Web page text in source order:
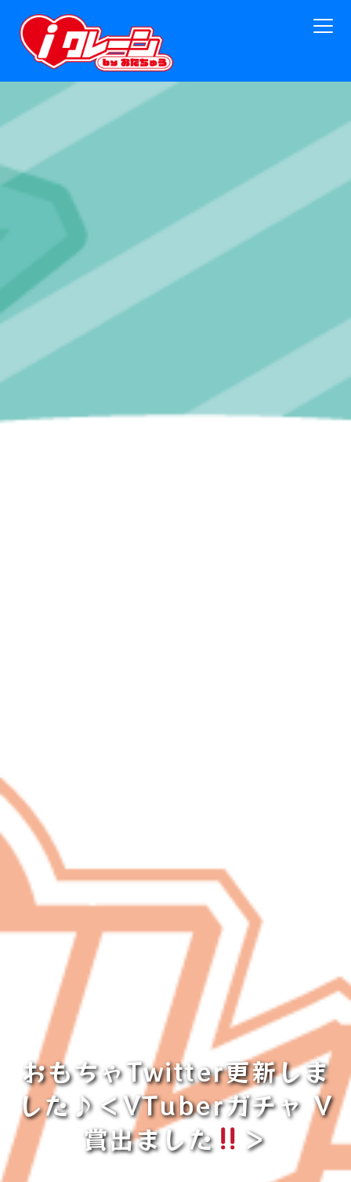
おもちゃTwitter更新しま
した♪＜VTuberガチャ V
賞出ました
＞